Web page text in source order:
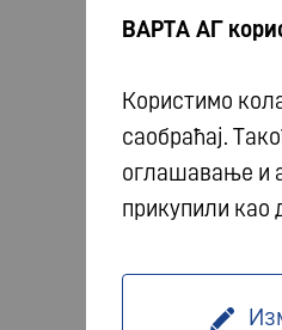
Usluga
ВАРТА АГ
Користимо
саобраћај.
оглашавање и
прикупили као